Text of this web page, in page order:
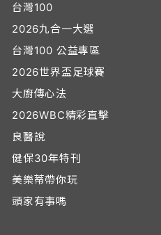
台灣100
2026九合一大選
台灣100 公益專區
2026世界盃足球賽
大廚傳心法
2026WBC精彩直擊
良醫說
健保30年特刊
美樂蒂帶你玩
頭家有事嗎